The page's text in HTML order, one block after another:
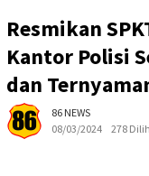
Resmikan
Kantor Polisi
dan
86 NEWS
08/03/2024
278